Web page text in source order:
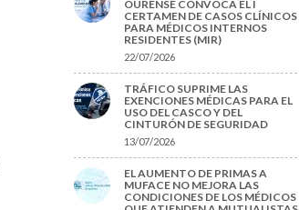
OURENSE CONVOCA EL I
CERTAMEN DE CASOS CLÍNICOS
PARA MÉDICOS INTERNOS
RESIDENTES (MIR)
22/07/2026
TRÁFICO SUPRIME LAS
EXENCIONES MÉDICAS PARA EL
USO DEL CASCO Y DEL
CINTURÓN DE SEGURIDAD
13/07/2026
EL AUMENTO DE PRIMAS A
MUFACE NO MEJORA LAS
CONDICIONES DE LOS MÉDICOS